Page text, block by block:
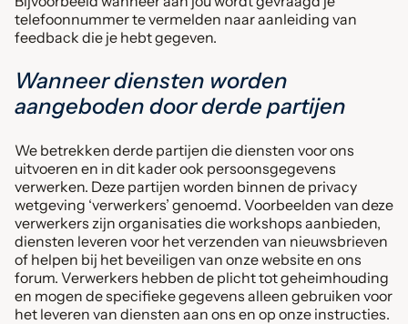
telefoonnummer te vermelden naar aanleiding van
feedback die je hebt gegeven.
Wanneer diensten worden
aangeboden door derde partijen
We betrekken derde partijen die diensten voor ons
uitvoeren en in dit kader ook persoonsgegevens
verwerken. Deze partijen worden binnen de privacy
wetgeving ‘verwerkers’ genoemd. Voorbeelden van deze
verwerkers zijn organisaties die workshops aanbieden,
diensten leveren voor het verzenden van nieuwsbrieven
of helpen bij het beveiligen van onze website en ons
forum. Verwerkers hebben de plicht tot geheimhouding
en mogen de specifieke gegevens alleen gebruiken voor
het leveren van diensten aan ons en op onze instructies.